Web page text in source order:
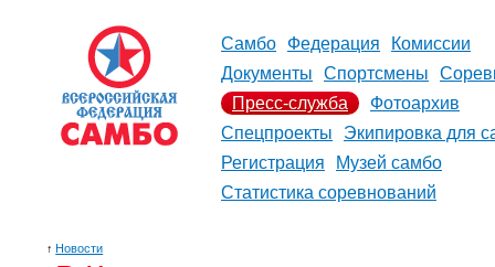
Самбо Федерация
Комиссии
Документы
Спортсмены
Пресс-служба
Фотоархив
Спецпроекты
Экипировка для
Регистрация
Музей самбо
Статистика соревнований
↑ Новости